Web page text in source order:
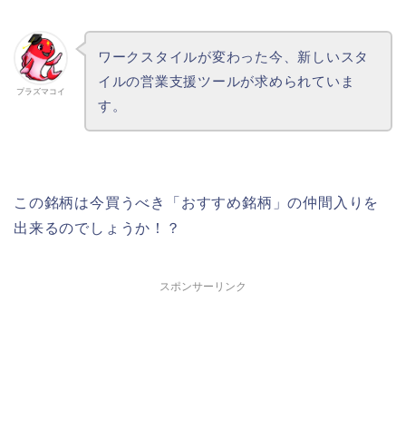
プラズマコイ
ワークスタイルが変わった今、新しいスタ
イルの営業支援ツールが求められていま
す。
この銘柄は今買うべき「おすすめ銘柄」の仲間入りを
出来るのでしょうか！？
スポンサーリンク